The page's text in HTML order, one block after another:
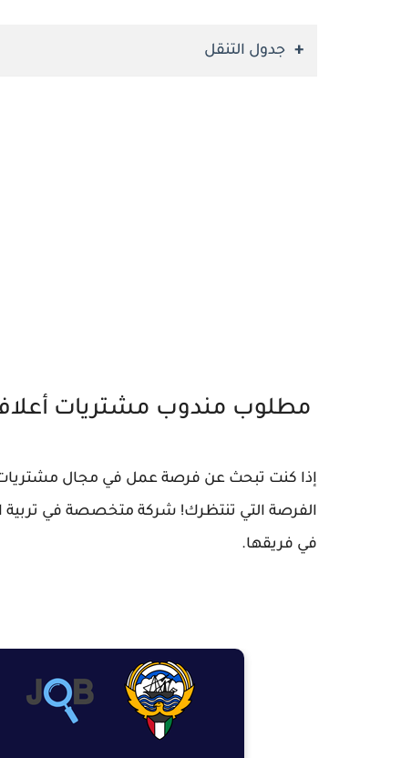
جدول التنقل
مطلوب مندوب مشتريات
إذا كنت تبحث عن فرصة عمل في مجال
الفرصة التي تنتظرك! شركة متخصصة في تربية
في فريقها.